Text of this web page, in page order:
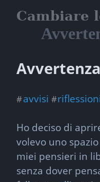
Cambiare
Avvertenza
#avvisi #
Ho deciso di
volevo uno
miei pensieri in
senza dover